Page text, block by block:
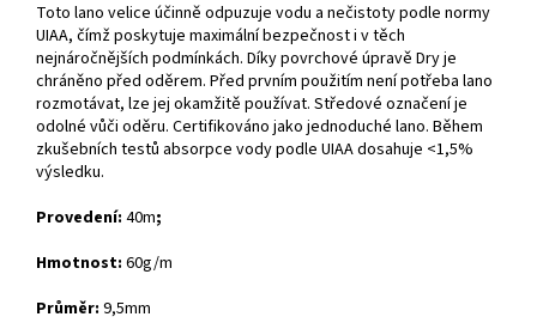
Toto lano velice účinně odpuzuje vodu a nečistoty podle normy
UIAA, čímž poskytuje maximální bezpečnost i v těch
nejnáročnějších podmínkách. Díky povrchové úpravě Dry je
chráněno před oděrem. Před prvním použitím není potřeba lano
rozmotávat, lze jej okamžitě používat. Středové označení je
odolné vůči oděru. Certifikováno jako jednoduché lano. Během
zkušebních testů absorpce vody podle UIAA dosahuje <1,5%
výsledku.
Provedení: 40m;
Hmotnost: 60g/m
Průměr: 9,5mm